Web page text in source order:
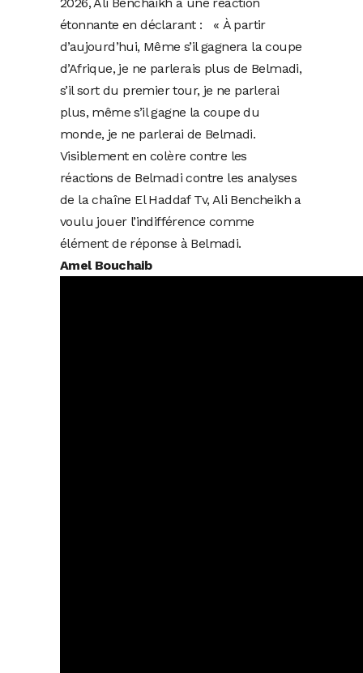
2026, Ali Benchaikh a une réaction
étonnante en déclarant : « À partir
d’aujourd’hui, Même s’il gagnera la coupe
d’Afrique, je ne parlerais plus de Belmadi,
s’il sort du premier tour, je ne parlerai
plus, même s’il gagne la coupe du
monde, je ne parlerai de Belmadi.
Visiblement en colère contre les
réactions de Belmadi contre les analyses
de la chaîne El Haddaf Tv, Ali Bencheikh a
voulu jouer l’indifférence comme
élément de réponse à Belmadi.
Amel Bouchaib